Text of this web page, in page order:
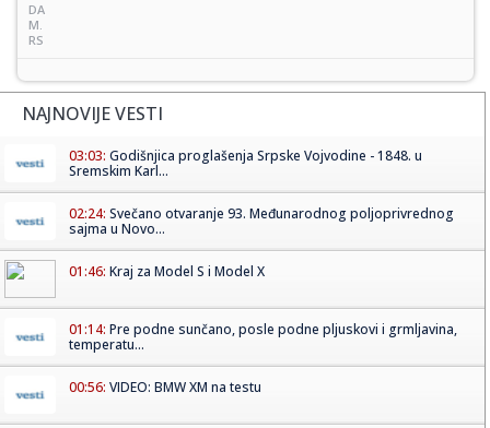
DA
M.
RS
NAJNOVIJE VESTI
03:03: Godišnjica proglašenja Srpske Vojvodine - 1848. u
Sremskim Karl...
02:24: Svečano otvaranje 93. Međunarodnog poljoprivrednog
sajma u Novo...
01:46: Kraj za Model S i Model X
01:14: Pre podne sunčano, posle podne pljuskovi i grmljavina,
temperatu...
00:56: VIDEO: BMW XM na testu